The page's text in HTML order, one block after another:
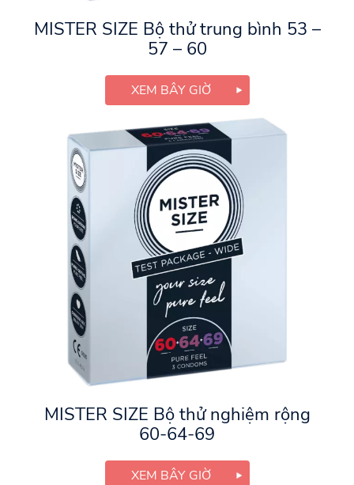
MISTER SIZE Bộ thử trung bình 53 –
57 – 60
XEM BÂY GIỜ
MISTER SIZE Bộ thử nghiệm rộng
60-64-69
XEM BÂY GIỜ